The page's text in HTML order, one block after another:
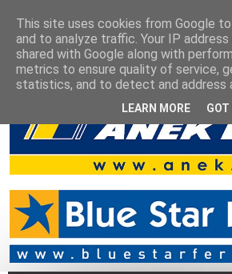
This site uses cookies from Google
and to analyze traffic. Your IP
shared with Google along with
metrics to ensure quality of service,
statistics, and to detect and address
LEARN MORE